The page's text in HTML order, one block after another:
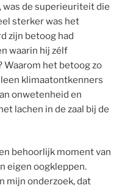
was de superieuriteit die
sterker was het
zijn betoog had
waarin hij zélf
Waarom het betoog zo
klimaatontkenners
onwetenheid en
lachen in de zaal bij de
behoorlijk moment van
eigen oogkleppen.
mijn onderzoek, dat